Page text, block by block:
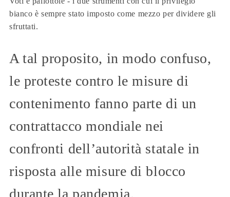
bianco è sempre stato imposto come mezzo per dividere gli
sfruttati.
A tal proposito, in modo confuso,
le proteste contro le misure di
contenimento fanno parte di un
contrattacco mondiale nei
confronti dell’autorità statale in
risposta alle misure di blocco
durante la pandemia.